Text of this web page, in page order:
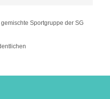
Sportgruppe der SG